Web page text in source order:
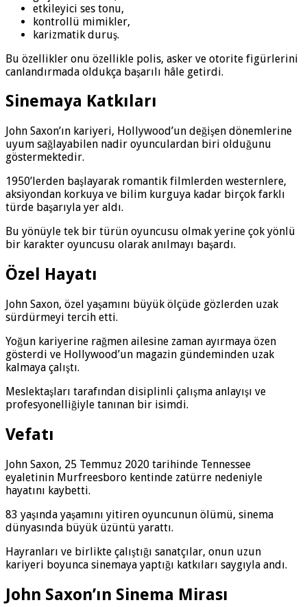
etkileyici ses tonu,
kontrollü mimikler,
karizmatik duruş.
Bu özellikler onu özellikle polis, asker ve otorite figürlerini
canlandırmada oldukça başarılı hâle getirdi.
Sinemaya Katkıları
John Saxon’ın kariyeri, Hollywood’un değişen dönemlerine
uyum sağlayabilen nadir oyunculardan biri olduğunu
göstermektedir.
1950’lerden başlayarak romantik filmlerden westernlere,
aksiyondan korkuya ve bilim kurguya kadar birçok farklı
türde başarıyla yer aldı.
Bu yönüyle tek bir türün oyuncusu olmak yerine çok yönlü
bir karakter oyuncusu olarak anılmayı başardı.
Özel Hayatı
John Saxon, özel yaşamını büyük ölçüde gözlerden uzak
sürdürmeyi tercih etti.
Yoğun kariyerine rağmen ailesine zaman ayırmaya özen
gösterdi ve Hollywood’un magazin gündeminden uzak
kalmaya çalıştı.
Meslektaşları tarafından disiplinli çalışma anlayışı ve
profesyonelliğiyle tanınan bir isimdi.
Vefatı
John Saxon, 25 Temmuz 2020 tarihinde Tennessee
eyaletinin Murfreesboro kentinde zatürre nedeniyle
hayatını kaybetti.
83 yaşında yaşamını yitiren oyuncunun ölümü, sinema
dünyasında büyük üzüntü yarattı.
Hayranları ve birlikte çalıştığı sanatçılar, onun uzun
kariyeri boyunca sinemaya yaptığı katkıları saygıyla andı.
John Saxon’ın Sinema Mirası